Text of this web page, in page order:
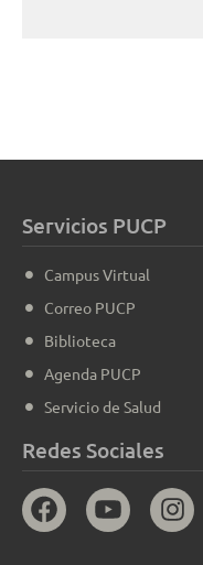
Servicios PUCP
Campus Virtual
Correo PUCP
Biblioteca
Agenda PUCP
Servicio de Salud
Redes Sociales